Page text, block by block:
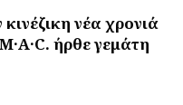
νέα χρονιά
ήρθε γεμάτη